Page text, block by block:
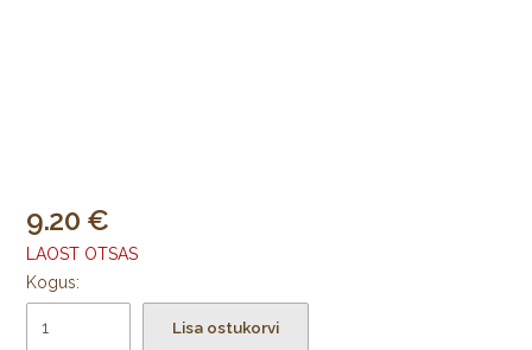
9.20
LAOST OTSAS
Kogus:
Lisa ostukorvi